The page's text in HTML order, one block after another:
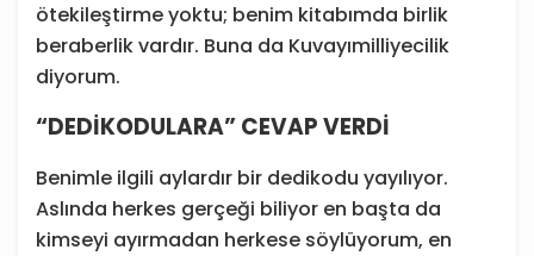
ötekileştirme yoktu; benim kitabımda birlik
beraberlik vardır. Buna da Kuvayımilliyecilik
diyorum.
“DEDİKODULARA” CEVAP VERDİ
Benimle ilgili aylardır bir dedikodu yayılıyor.
Aslında herkes gerçeği biliyor en başta da
kimseyi ayırmadan herkese söylüyorum, en